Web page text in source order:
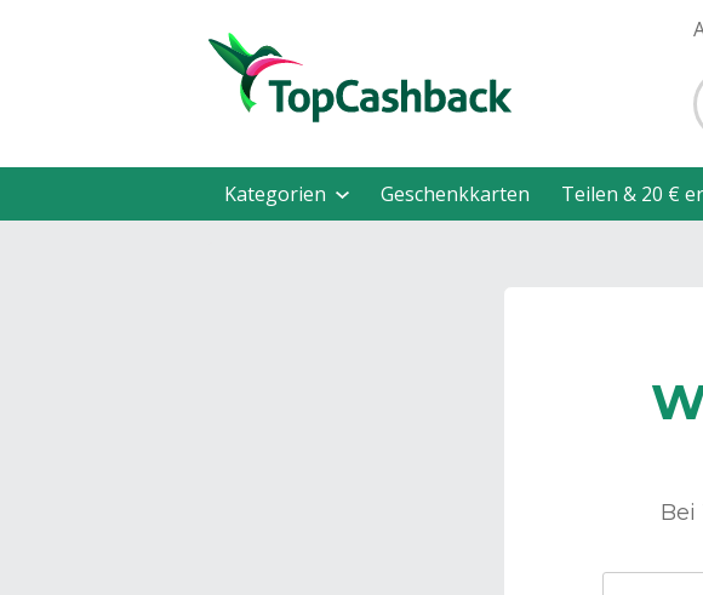
Kategorien Geschenkkarten Teilen & 20 €
Bei